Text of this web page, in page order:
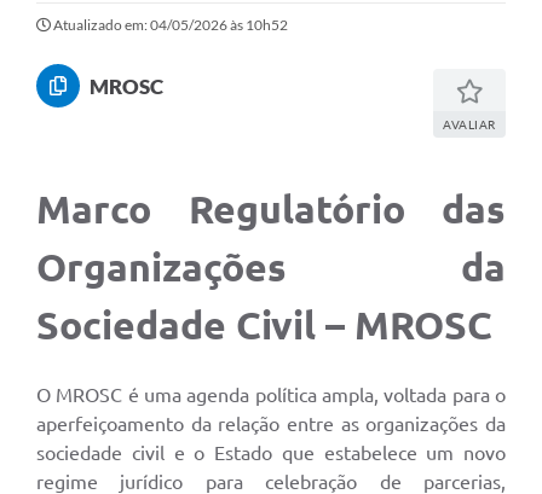
Atualizado em: 04/05/2026 às 10h52
MROSC
AVALIAR
Marco Regulatório das
Organizações da
Sociedade Civil – MROSC
O MROSC é uma agenda política ampla, voltada para o
aperfeiçoamento da relação entre as organizações da
sociedade civil e o Estado que estabelece um novo
regime jurídico para celebração de parcerias,